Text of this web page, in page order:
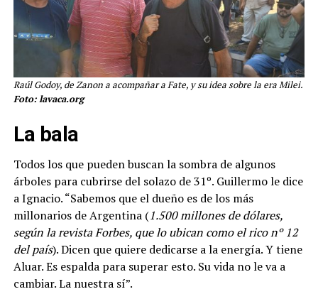
Raúl Godoy, de Zanon a acompañar a Fate, y su idea sobre la era Milei.
Foto: lavaca.org
La bala
Todos los que pueden buscan la sombra de algunos
árboles para cubrirse del solazo de 31º. Guillermo le dice
a Ignacio. “Sabemos que el dueño es de los más
millonarios de Argentina (1.500 millones de dólares,
según la revista Forbes, que lo ubican como el rico nº 12
del país). Dicen que quiere dedicarse a la energía. Y tiene
Aluar. Es espalda para superar esto. Su vida no le va a
cambiar. La nuestra sí”.